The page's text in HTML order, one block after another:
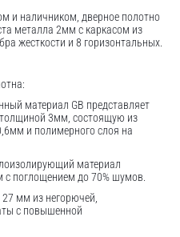
и наличником, дверное полотно
металла 2мм c каркасом из
жесткости и 8 горизонтальных.
материал GB представляет
3мм, состоящую из
и полимерного слоя на
материал
поглощением до 70% шумов.
27 мм из негорючей,
с повышенной